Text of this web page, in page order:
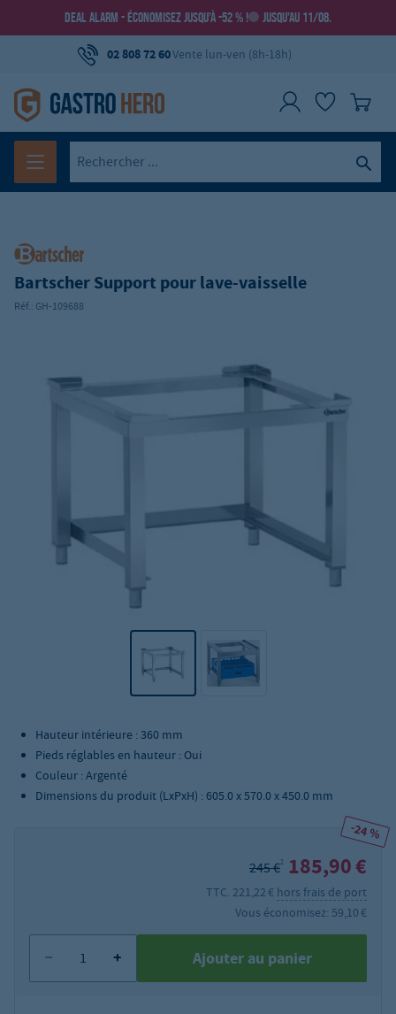
DEAL ALARM - ÉCONOMISEZ JUSQU’À -52 % ! JUSQU’AU 11/08.
02 808 72 60Vente lun-ven (8h-18h)
Bartscher Support pour lave-vaisselle
Réf.: GH-109688
Hauteur intérieure : 360 mm
Pieds réglables en hauteur : Oui
Couleur : Argenté
Dimensions du produit (LxPxH) : 605.0 x 570.0 x 450.0 mm
-24 %
245 €2 185,90 €
TTC. 221,22 € hors frais de port
Vous économisez: 59,10 €
Ajouter au panier